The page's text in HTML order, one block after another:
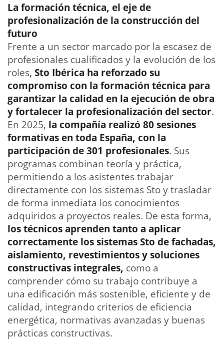
La formación técnica, el eje de
profesionalización de la construcción del
futuro
Frente a un sector marcado por la escasez de
profesionales cualificados y la evolución de los
roles, Sto Ibérica ha reforzado su
compromiso con la formación técnica para
garantizar la calidad en la ejecución de obra
y fortalecer la profesionalización del sector.
En 2025, la compañía realizó 80 sesiones
formativas en toda España, con la
participación de 301 profesionales. Sus
programas combinan teoría y práctica,
permitiendo a los asistentes trabajar
directamente con los sistemas Sto y trasladar
de forma inmediata los conocimientos
adquiridos a proyectos reales. De esta forma,
los técnicos aprenden tanto a aplicar
correctamente los sistemas Sto de fachadas,
aislamiento, revestimientos y soluciones
constructivas integrales, como a
comprender cómo su trabajo contribuye a
una edificación más sostenible, eficiente y de
calidad, integrando criterios de eficiencia
energética, normativas avanzadas y buenas
prácticas constructivas.